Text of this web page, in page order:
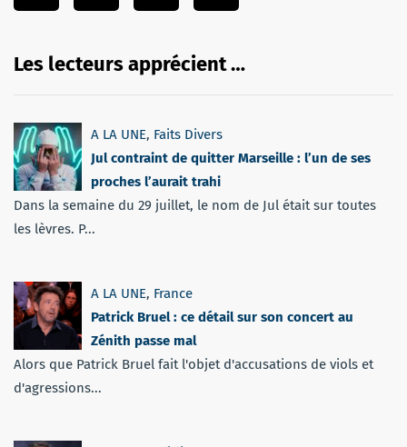
Les lecteurs apprécient …
A LA UNE, Faits Divers
Jul contraint de quitter Marseille : l’un de ses
proches l’aurait trahi
Dans la semaine du 29 juillet, le nom de Jul était sur toutes
les lèvres. P...
A LA UNE, France
Patrick Bruel : ce détail sur son concert au
Zénith passe mal
Alors que Patrick Bruel fait l'objet d'accusations de viols et
d'agressions...